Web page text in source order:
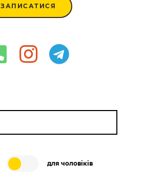
ЗАПИСАТИСЯ
для чоловіків